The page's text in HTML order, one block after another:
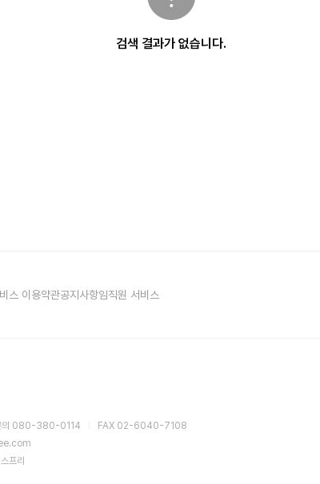
검색 결과가 없습니다.
의 080-380-0114
FAX 02-6040-7108
프리
스 이용약관공지사항임직원 서비스